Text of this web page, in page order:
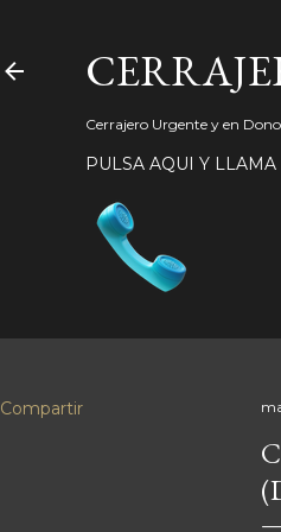
Cerrajero Urgente y en
PULSA AQUI Y
Compartir